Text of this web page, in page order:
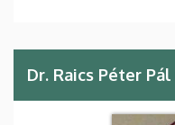
Dr. Raics Péter Pál